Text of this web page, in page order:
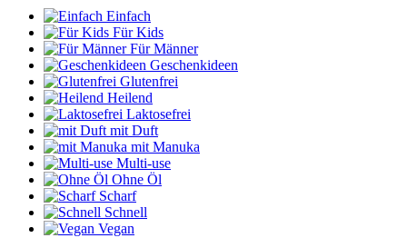
Einfach
Für Kids
Für Männer
Geschenkideen
Glutenfrei
Heilend
Laktosefrei
mit Duft
mit Manuka
Multi-use
Ohne Öl
Scharf
Schnell
Vegan